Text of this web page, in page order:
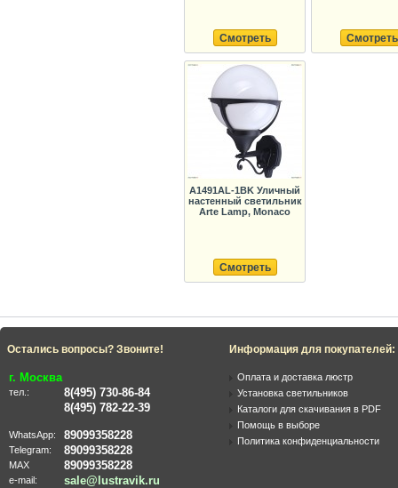
Смотреть Смотреть
A1491AL-1BK Уличный
настенный светильник
Arte Lamp, Monaco
Смотреть
Остались вопросы? Звоните!
г. Москва
тел.:
8(495) 730-86-84
8(495) 782-22-39
WhatsApp: 89099358228
Telegram: 89099358228
MAX 89099358228
e-mail: sale@lustravik.ru
Информация для покупателей:
Оплата и доставка люстр
Установка светильников
Каталоги для скачивания в PDF
Помощь в выборе
Политика конфиденциальности